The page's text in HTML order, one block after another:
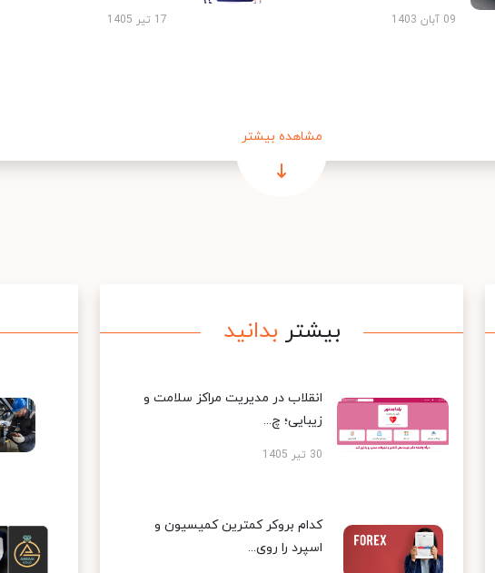
09 آبان 1403 17 تیر 1405
مشاهده بیشتر
بیشتر بدانید
انقلاب در مدیریت مراکز سلامت و
زیبایی؛ چ...
30 تیر 1405
کدام بروکر کمترین کمیسیون و
اسپرد را روی...